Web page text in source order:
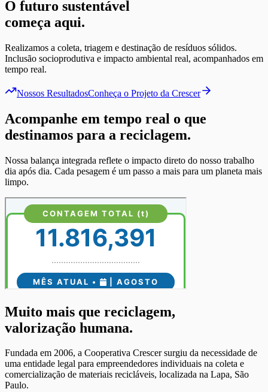
O futuro sustentável
começa aqui.
Realizamos a coleta, triagem e destinação de resíduos sólidos.
Inclusão socioprodutiva e impacto ambiental real, acompanhados em
tempo real.
Nossos ResultadosConheça o Projeto da Crescer
Acompanhe em tempo real o que
destinamos para a reciclagem.
Nossa balança integrada reflete o impacto direto do nosso trabalho
dia após dia. Cada pesagem é um passo a mais para um planeta mais
limpo.
Muito mais que reciclagem,
valorização humana.
Fundada em 2006, a Cooperativa Crescer surgiu da necessidade de
uma entidade legal para empreendedores individuais na coleta e
comercialização de materiais recicláveis, localizada na Lapa, São
Paulo.